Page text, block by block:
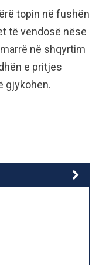
topin në fushën
të vendosë nëse
në shqyrtim
e pritjes
gjykohen.